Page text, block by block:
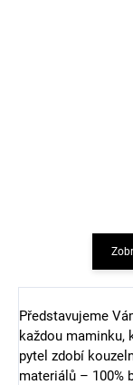
Představujeme
každou maminku,
pytel zdobí
materiálů – 100%